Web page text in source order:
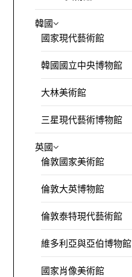
韓國
國家現代藝術館
韓國國立中央博物館
大林美術館
三星現代藝術博物館
英國
倫敦國家美術館
倫敦大英博物館
倫敦泰特現代藝術館
維多利亞與亞伯博物館
國家肖像美術館